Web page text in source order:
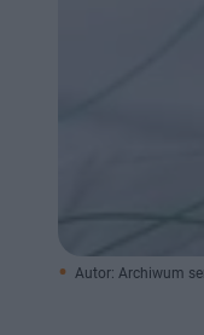
Autor: Archiwum